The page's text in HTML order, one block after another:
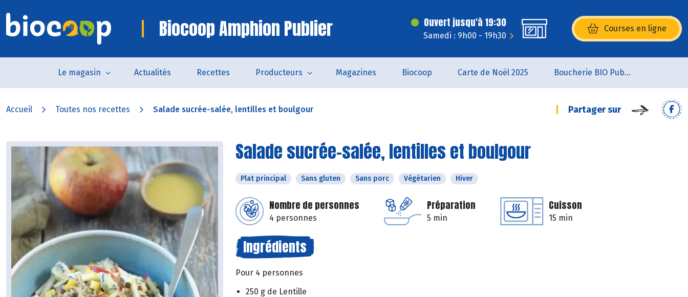
Biocoop Amphion Publier Ouvert jusqu'à 19:30
Samedi : 9h00 - 19h30
Courses en ligne
(s’ouvre dans une nouvelle
Le magasin Actualités Recettes Producteurs Magazines Biocoop Carte de Noël 2025 Boucherie BIO Publier
Accueil Toutes nos recettes Salade sucrée-salée, lentilles et boulgour Partager sur
Salade sucrée-salée, lentilles et boulgour
Plat principal Sans gluten Sans porc Végétarien Hiver
Nombre de personnes
4 personnes
Préparation
5 min
Cuisson
15 min
Ingrédients
Pour 4 personnes
250 g de Lentille